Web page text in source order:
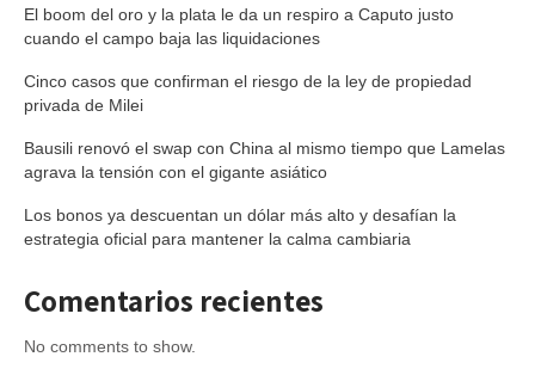
El boom del oro y la plata le da un respiro a Caputo justo
cuando el campo baja las liquidaciones
Cinco casos que confirman el riesgo de la ley de propiedad
privada de Milei
Bausili renovó el swap con China al mismo tiempo que Lamelas
agrava la tensión con el gigante asiático
Los bonos ya descuentan un dólar más alto y desafían la
estrategia oficial para mantener la calma cambiaria
Comentarios recientes
No comments to show.